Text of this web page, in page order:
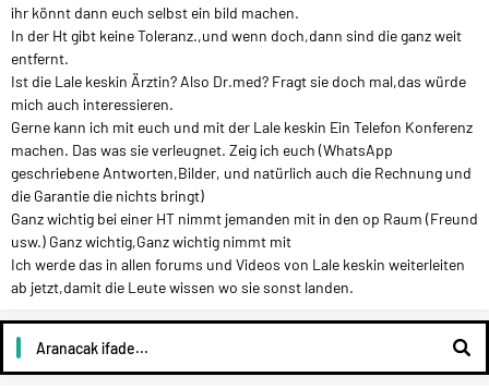
ihr könnt dann euch selbst ein bild machen.
In der Ht gibt keine Toleranz.,und wenn doch,dann sind die ganz weit
entfernt.
Ist die Lale keskin Ärztin? Also Dr.med? Fragt sie doch mal,das würde
mich auch interessieren.
Gerne kann ich mit euch und mit der Lale keskin Ein Telefon Konferenz
machen. Das was sie verleugnet. Zeig ich euch (WhatsApp
geschriebene Antworten,Bilder, und natürlich auch die Rechnung und
die Garantie die nichts bringt)
Ganz wichtig bei einer HT nimmt jemanden mit in den op Raum (Freund
usw.) Ganz wichtig,Ganz wichtig nimmt mit
Ich werde das in allen forums und Videos von Lale keskin weiterleiten
ab jetzt,damit die Leute wissen wo sie sonst landen.